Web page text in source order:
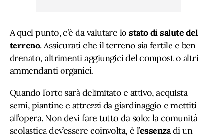
A quel punto, c’è da valutare lostato di salute del
terreno. Assicurati che il terreno sia fertile e ben
drenato, altrimenti aggiungici del compost o altri
ammendanti organici.
Quando l’orto sarà delimitato e attivo, acquista
semi, piantine e attrezzi da giardinaggio e mettiti
all’opera. Non devi fare tutto da solo: la comunità
scolastica dev’essere coinvolta, è l’essenzadi un